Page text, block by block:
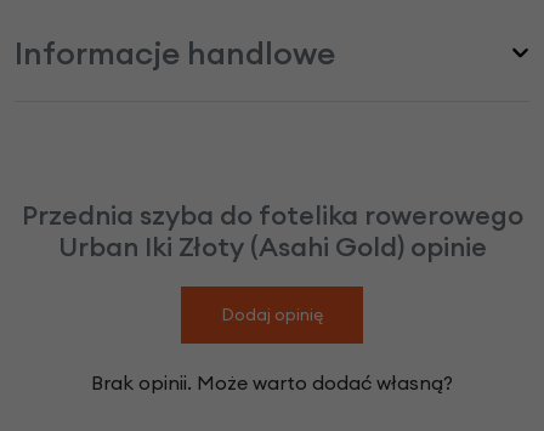
Informacje handlowe
Przednia szyba do fotelika rowerowego
Urban Iki Złoty (Asahi Gold) opinie
Dodaj opinię
Brak opinii. Może warto dodać własną?